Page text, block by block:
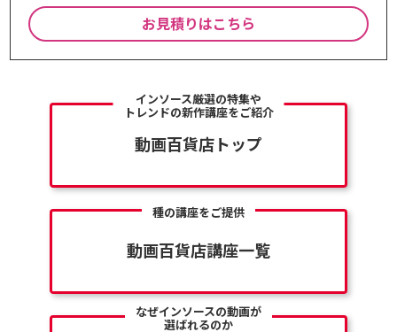
お見積りはこちら
インソース厳選の特集や
トレンドの新作講座をご紹介
動画百貨店トップ
種の講座をご提供
動画百貨店講座一覧
なぜインソースの動画が
選ばれるのか